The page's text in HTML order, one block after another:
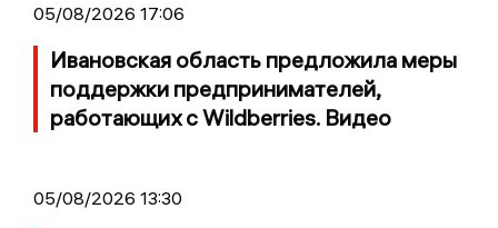
05/08/2026 17:06
Ивановская область предложила меры
поддержки предпринимателей,
работающих с Wildberries. Видео
05/08/2026 13:30